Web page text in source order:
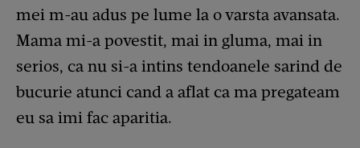
mei m-au adus pe lume la o varsta avansata.
Mama mi-a povestit, mai in gluma, mai in
serios, ca nu si-a intins tendoanele sarind de
bucurie atunci cand a aflat ca ma pregateam
eu sa imi fac aparitia.